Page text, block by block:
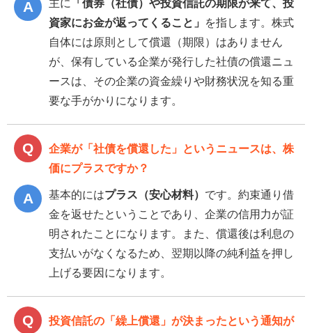
主に
「債券（社債）や投資信託の期限が来て、投
資家にお金が返ってくること」
を指します。株式
自体には原則として償還（期限）はありません
が、保有している企業が発行した社債の償還ニュ
ースは、その企業の資金繰りや財務状況を知る重
要な手がかりになります。
企業が「社債を償還した」というニュースは、株
価にプラスですか？
基本的にはプラス（安心材料） です。約束通り借
金を返せたということであり、企業の信用力が証
明されたことになります。また、償還後は利息の
支払いがなくなるため、翌期以降の純利益を押し
上げる要因になります。
投資信託の「繰上償還」が決まったという通知が